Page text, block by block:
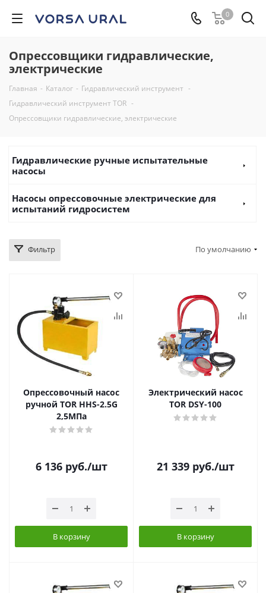
0
Опрессовщики гидравлические,
электрические
Главная - Каталог - Гидравлический инструмент -
Гидравлический инструмент TOR -
Опрессовщики гидравлические, электрические
Гидравлические ручные испытательные
насосы
Насосы опрессовочные электрические для
испытаний гидросистем
Фильтр По умолчанию
Опрессовочный насос
ручной TOR HHS-2.5G
2,5МПа
6 136руб./шт
В корзину
Электрический насос
TOR DSY-100
21 339руб./шт
В корзину